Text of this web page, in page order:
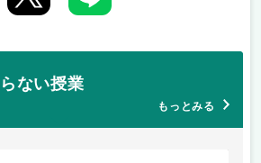
ない授業
もっとみる